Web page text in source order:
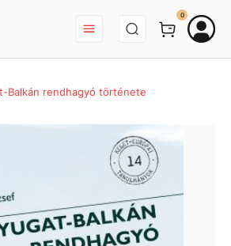
BEJELENTKEZÉS
0
Balkán rendhagyó története